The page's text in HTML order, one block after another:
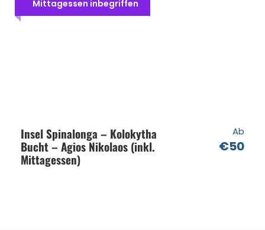
Badeanzug, Handtuch, Sonnencreme nicht
Preise für die Bootsvermietung
Mittagessen inbegriffen
Insel Spinalonga – Kolokytha
Bucht – Agios Nikolaos (inkl.
Mittagessen)
Ab
€50